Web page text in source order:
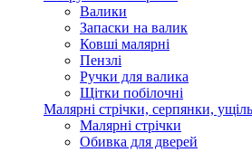
Валики
Запаски на валик
Ковші малярні
Пензлі
Ручки для валика
Щітки побілочні
Малярні стрічки, серпянки,
Малярні стрічки
Обивка для дверей